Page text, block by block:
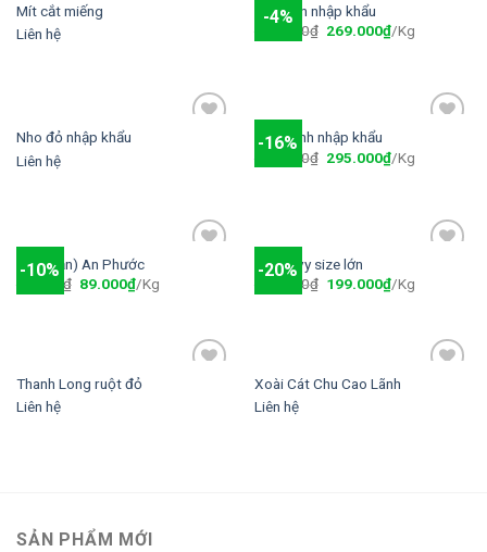
Mít cắt miếng
Liên hệ
-4%
Nho đen nhập khẩu
280.000₫ 269.000₫/Kg
Nho đỏ nhập khẩu
Liên hệ
-16%
Nho xanh nhập khẩu
350.000₫ 295.000₫/Kg
-10%
Roi (mận) An Phước
₫ 89.000₫/Kg
-20%
Táo Envy size lớn
250.000₫ 199.000₫/Kg
Thanh Long ruột đỏ
Liên hệ
Xoài Cát Chu Cao Lãnh
Liên hệ
SẢN PHẨM MỚI